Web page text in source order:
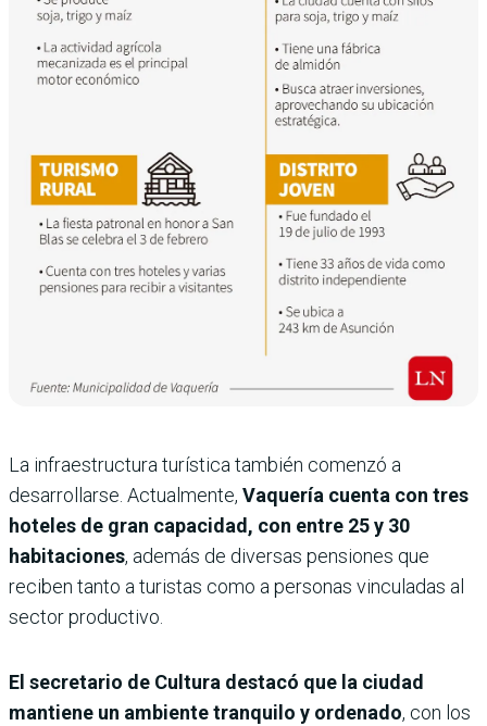
La infraestructura turística también comenzó a
desarrollarse. Actualmente, Vaquería cuenta con tres
hoteles de gran capacidad, con entre 25 y 30
habitaciones, además de diversas pensiones que
reciben tanto a turistas como a personas vinculadas al
sector productivo.
El secretario de Cultura destacó que la ciudad
mantiene un ambiente tranquilo y ordenado, con los